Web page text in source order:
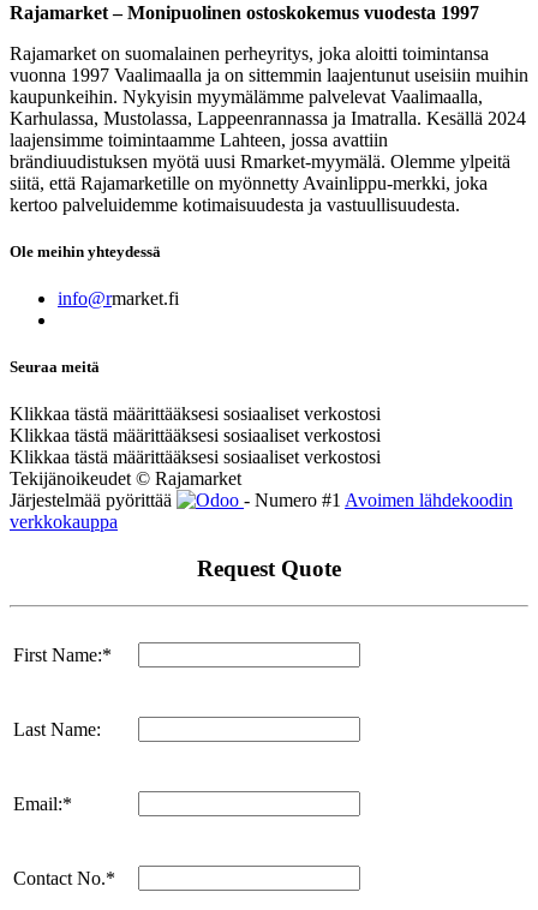
Rajamarket – Monipuolinen ostoskokemus vuodesta 1997
Rajamarket on suomalainen perheyritys, joka aloitti toimintansa
vuonna 1997 Vaalimaalla ja on sittemmin laajentunut useisiin muihin
kaupunkeihin. Nykyisin myymälämme palvelevat Vaalimaalla,
Karhulassa, Mustolassa, Lappeenrannassa ja Imatralla. Kesällä 2024
laajensimme toimintaamme Lahteen, jossa avattiin
brändiuudistuksen myötä uusi Rmarket-myymälä. Olemme ylpeitä
siitä, että Rajamarketille on myönnetty Avainlippu-merkki, joka
kertoo palveluidemme kotimaisuudesta ja vastuullisuudesta.
Ole meihin yhteydessä
info@rmarket.fi
Seuraa meitä
Klikkaa tästä määrittääksesi sosiaaliset verkostosi
Klikkaa tästä määrittääksesi sosiaaliset verkostosi
Klikkaa tästä määrittääksesi sosiaaliset verkostosi
Tekijänoikeudet © Rajamarket
Järjestelmää pyörittää
- Numero #1 Avoimen lähdekoodin
verkkokauppa
Request Quote
First Name:*
Last Name:
Email:*
Contact No.*